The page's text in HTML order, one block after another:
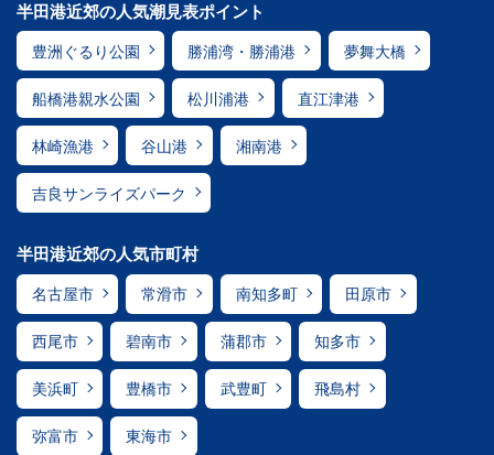
半田港近郊の人気潮見表ポイント
豊洲ぐるり公園 勝浦湾・勝浦港 夢舞大橋
船橋港親水公園 松川浦港 直江津港
林崎漁港 谷山港 湘南港
吉良サンライズパーク
半田港近郊の人気市町村
名古屋市 常滑市 南知多町 田原市
西尾市 碧南市 蒲郡市 知多市
美浜町 豊橋市 武豊町 飛島村
弥富市 東海市